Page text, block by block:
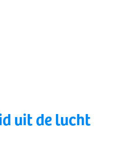
uit de lucht